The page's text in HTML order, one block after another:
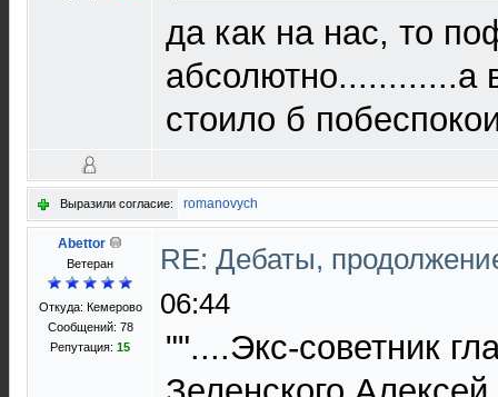
да как на нас, то
абсолютно............а
стоило б
Выразили согласие: romanovych
Abettor
Ветеран
Откуда: Кемерово
Сообщений: 78
Репутация: 15
RE: Дебаты,
06:44
""....Экс-советник